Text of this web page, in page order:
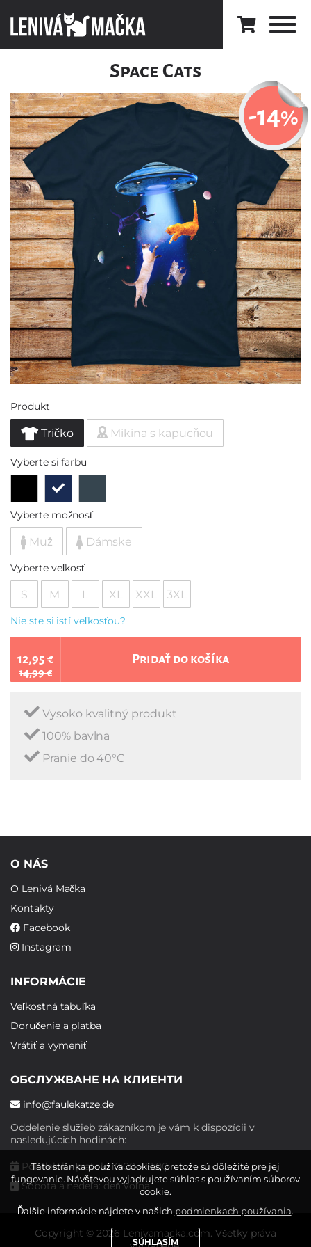
Space Cats
-14%
Produkt
Tričko Mikina s kapucňou
Vyberte si farbu
Vyberte možnosť
Muž Dámske
Vyberte veľkosť
S M L XL XXL 3XL
Nie ste si istí veľkosťou?
12,95 €
14,99 €
Pridať do košíka
Vysoko kvalitný produkt
100% bavlna
Pranie do 40°C
O NÁS
O Lenivá Mačka
Kontakty
Facebook
Instagram
INFORMÁCIE
Veľkostná tabuľka
Doručenie a platba
Vrátiť a vymeniť
ОБСЛУЖВАНЕ НА КЛИЕНТИ
info@faulekatze.de
Oddelenie služieb zákazníkom je vám k dispozícii v
nasledujúcich hodinách:
Pondelok - piatok: 10:00 - 19:00
Sobota a nedeľa: deň voľna
Copyright © 2026 Lenivamacka.com. Všetky práva
Táto stránka používa cookies, pretože sú dôležité pre jej
fungovanie. Návštevou vyjadrujete súhlas s používaním súborov
cookie.
Ďalšie informácie nájdete v našich podmienkach používania.
SÚHLASÍM